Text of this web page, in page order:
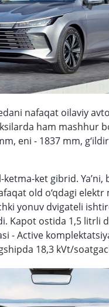
nafaqat oilaviy
ham mashhur
eni - 1837 mm,
ket gibrid. Ya’ni,
old o‘qdagi
yonuv dvigateli
Kapot ostida 1,5 litrli
- Active
18,3 kVt/